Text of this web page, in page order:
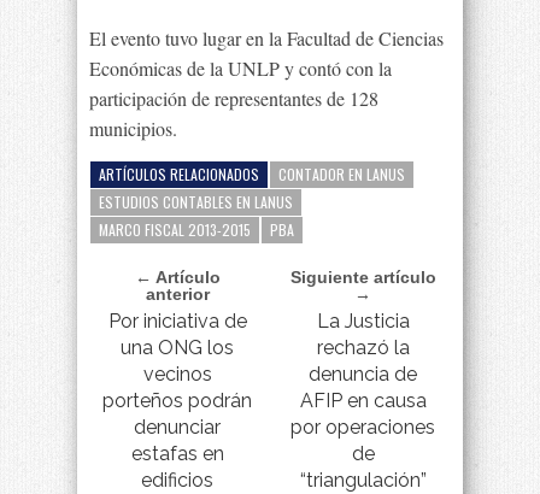
El evento tuvo lugar en la Facultad de Ciencias
Económicas de la UNLP y contó con la
participación de representantes de 128
municipios.
ARTÍCULOS RELACIONADOS
CONTADOR EN LANUS
ESTUDIOS CONTABLES EN LANUS
MARCO FISCAL 2013-2015
PBA
← Artículo
anterior
Por iniciativa de
una ONG los
vecinos
porteños podrán
denunciar
estafas en
edificios
Siguiente artículo
→
La Justicia
rechazó la
denuncia de
AFIP en causa
por operaciones
de
“triangulación”